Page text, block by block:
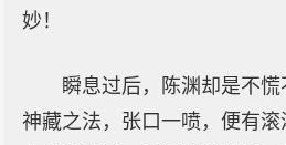
妙！
瞬息过后，陈渊却是不
神藏之法，张口一喷，便有